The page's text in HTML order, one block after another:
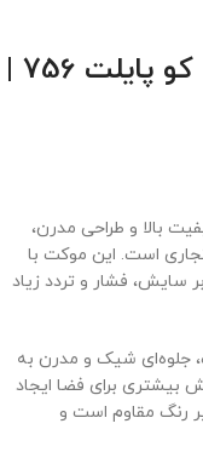
موکت استاندارد کارپتز طرح کو پایلت 756 |
بالا و طراحی مدرن،
است. این موکت با
سایش، فشار و تردد زیاد
هماهنگ، جلوه‌ای شیک و مدرن به
بیشتری برای فضا ایجاد
رنگ مقاوم است و